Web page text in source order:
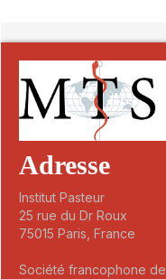
Adresse
Institut Pasteur
25 rue du Dr Roux
75015 Paris, France
Société francophone